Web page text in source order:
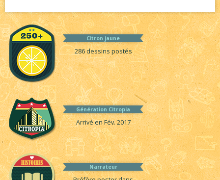
Citron jaune
286 dessins postés
Génération Citropia
Arrivé en Fév. 2017
Narrateur